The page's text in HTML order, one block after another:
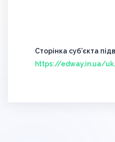
Сторінка суб’єкта
https://edway.in.ua/